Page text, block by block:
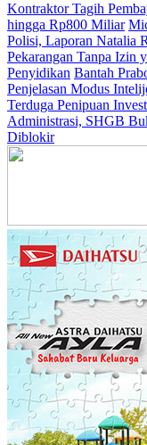
Kontraktor Tagih
hingga Rp800 Miliar
Polisi, Laporan Natalia
Pekarangan Tanpa Izin
Penyidikan Bantah
Penjelasan Modus
Terduga Penipuan
Administrasi, SHGB
Diblokir